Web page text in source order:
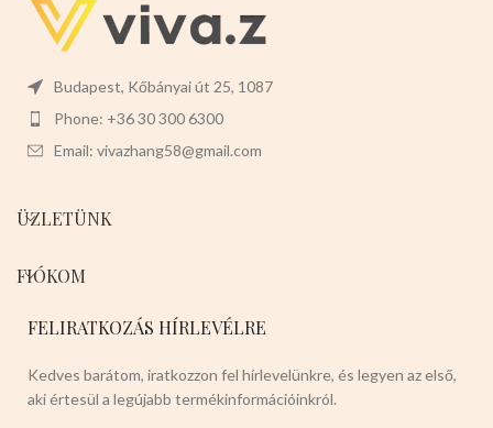
Budapest, Kőbányai út 25, 1087
Phone: +36 30 300 6300
Email: vivazhang58@gmail.com
ÜZLETÜNK
FIÓKOM
FELIRATKOZÁS HÍRLEVÉLRE
Kedves barátom, iratkozzon fel hírlevelünkre, és legyen az első,
aki értesül a legújabb termékinformációinkról.